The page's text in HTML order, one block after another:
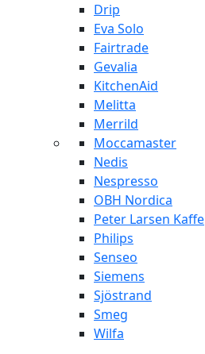
Drip
Eva Solo
Fairtrade
Gevalia
KitchenAid
Melitta
Merrild
Moccamaster
Nedis
Nespresso
OBH Nordica
Peter Larsen Kaffe
Philips
Senseo
Siemens
Sjöstrand
Smeg
Wilfa